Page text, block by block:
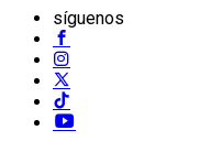
síguenos